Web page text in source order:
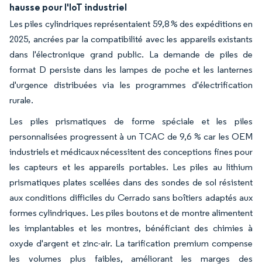
hausse pour l'IoT industriel
Les piles cylindriques représentaient 59,8 % des expéditions en
2025, ancrées par la compatibilité avec les appareils existants
dans l'électronique grand public. La demande de piles de
format D persiste dans les lampes de poche et les lanternes
d'urgence distribuées via les programmes d'électrification
rurale.
Les piles prismatiques de forme spéciale et les piles
personnalisées progressent à un TCAC de 9,6 % car les OEM
industriels et médicaux nécessitent des conceptions fines pour
les capteurs et les appareils portables. Les piles au lithium
prismatiques plates scellées dans des sondes de sol résistent
aux conditions difficiles du Cerrado sans boîtiers adaptés aux
formes cylindriques. Les piles boutons et de montre alimentent
les implantables et les montres, bénéficiant des chimies à
oxyde d'argent et zinc-air. La tarification premium compense
les volumes plus faibles, améliorant les marges des